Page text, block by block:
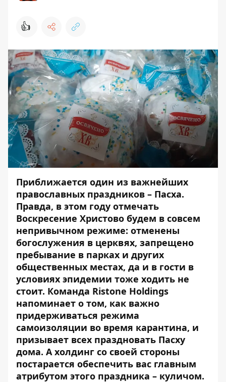
👍
Приближается один из важнейших
православных праздников – Пасха.
Правда, в этом году отмечать
Воскресение Христово будем в совсем
непривычном режиме: отменены
богослужения в церквях, запрещено
пребывание в парках и других
общественных местах, да и в гости в
условиях эпидемии тоже ходить не
стоит. Команда Ristone Holdings
напоминает о том, как важно
придерживаться режима
самоизоляции во время карантина, и
призывает всех праздновать Пасху
дома. А холдинг со своей стороны
постарается обеспечить вас главным
атрибутом этого праздника – куличом.